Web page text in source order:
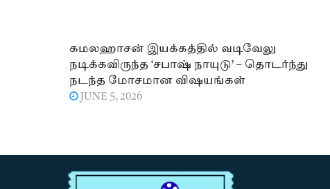
கமலஹாசன் இயக்கத்தில் வடிவேலு
நடிக்கவிருந்த ‘சபாஷ் நாயுடு’ – தொடர்ந்து
நடந்த மோசமான விஷயங்கள்
JUNE 5, 2026